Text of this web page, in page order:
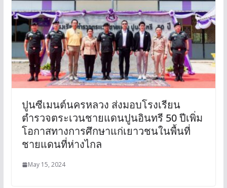
ปูนซีเมนต์นครหลวง ส่งมอบโรงเรียน
ตำรวจตระเวนชายแดนปูนอินทรี 50 ปีเพิ่ม
โอกาสทางการศึกษาแก่เยาวชนในพื้นที่
ชายแดนที่ห่างไกล
May 15, 2024